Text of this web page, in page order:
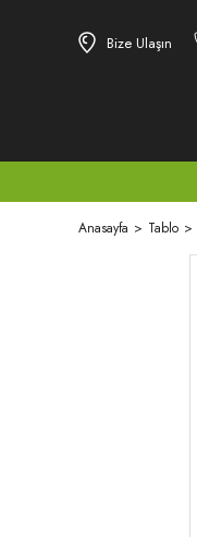
Bize Ulaşın
Anasayfa Tablo